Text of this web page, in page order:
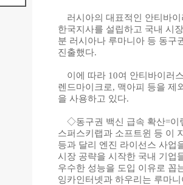
러시아의 대표적인 안티바이
한국지사를 설립하고 국내 시
분 러시아나 루마니아 등 동구
진출했다.
이에 따라 10여 안티바이러
렌드마이크로, 맥아피 등을 제
을 사용하고 있다.
◇동구권 백신 급속 확산=이
스퍼스키랩과 소프트윈 등 이
등과 달리 엔진 라이선스 사업
시장 공략을 시작한 국내 기업
우수한 성능을 도입 이유로 꼽
잉카인터넷과 하우리는 루마